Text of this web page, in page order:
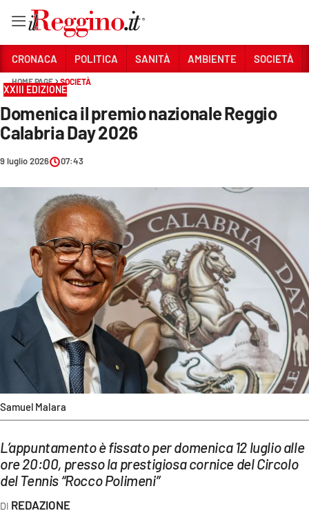
Sezioni
CRONACA
AMBIENTE
SOCIETÀ
CULTURA
ECONOMIA E LAVORO
EVENTI
SPORT
Streaming
LAC TV
LAC NETWORK
LAC ONAIR
CRONACA POLITICA SANITÀ AMBIENTE SOCIETÀ
HOME PAGE SOCIETÀ
XXIII EDIZIONE
Domenica il premio nazionale Reggio
Calabria Day 2026
Samuel Malara
9 luglio 2026 07:43
L’appuntamento è fissato per domenica 12 luglio alle
ore 20:00, presso la prestigiosa cornice del Circolo
del Tennis “Rocco Polimeni”
REDAZIONE